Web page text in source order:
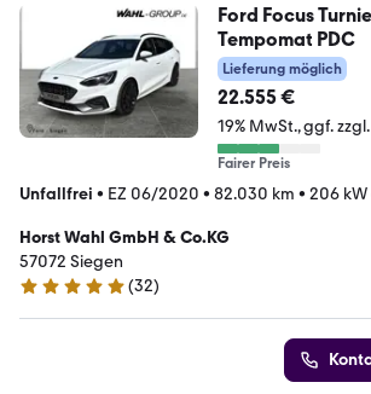
Ford Focus
Tempomat PDC
Lieferung möglich
22.555 €
19% MwSt. ggf.
Fairer Preis
Unfallfrei • EZ 06/2020 • 82.030 km • 206 kW
Horst Wahl GmbH & Co.KG
57072 Siegen
5 Sterne
(32)